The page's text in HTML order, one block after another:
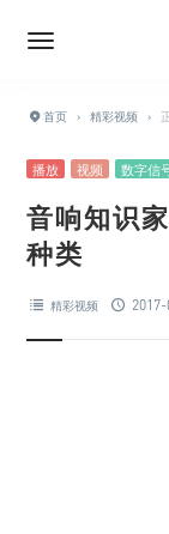
首页 › 精彩视频 ›
播放 视频 数字信
音响知识
种类
精彩视频